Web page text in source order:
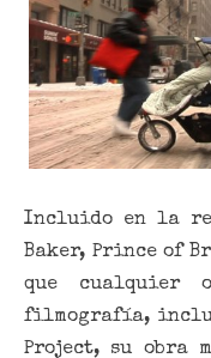
Incluido en la
Baker, Prince of
que cualquier
filmografía,
Project, su obra